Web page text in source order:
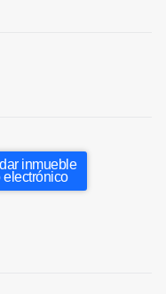
inmueble
electrónico